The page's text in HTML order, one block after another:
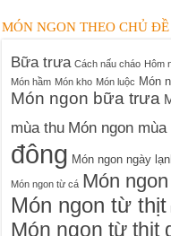
MÓN NGON THEO CHỦ ĐỀ
Bữa trưa Cách nấu cháo Hôm
Món hầm Món kho Món luộc Món
Món ngon bữa trưa
mùa thu Món ngon mùa
đông Món ngon ngày
Món ngon từ cá Món
Món ngon từ thịt
Món ngon từ thịt